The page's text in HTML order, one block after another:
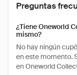
Preguntas
¿Tiene Oneworld
mismo?
No hay ningún
en este momento.
en Oneworld